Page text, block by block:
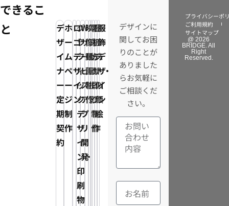
できるこ
と
デ
ザ
イ
ナ
ー
定
期
契
約
グ
ラ
フ
ィ
ッ
ク
デ
ザ
イ
ン・
印
刷
物
ロ
ゴ
デ
ザ
イ
ン
ホ
ー
ム
ペ
ー
ジ
制
作
Web
サ
ー
ビ
ス・
ア
プ
リ
開
発
映
像・
動
画
制
作
写
真・
動
画
撮
影
電
子
カ
タ
ロ
グ
制
作
看
板
デ
ザ
イ
ン
制
作
イ
ラ
ス
ト・
似
顔
絵
服
飾
デ
ザ
イ
ン
デザインに
関してお困
りのことが
ありました
らお気軽に
ご相談くだ
さい。
@ 2026
BRIDGE. All
Right
Reserved.
プライバシーポ
ご利用規約
サイトマップ